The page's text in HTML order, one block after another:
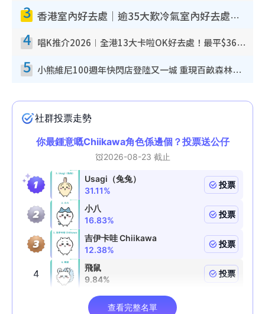
3 香港室內好去處｜逾35大歎冷氣室內好去處推介 室內活動免費避雨無懼落雨
4 唱K推介2026︱全港13大卡啦OK好去處！最平$36起 日文K都有！(附地址+收費詳情)
5 小熊維尼100週年快閃店登陸又一城 重現百畝森林經典場景／獨家限定盲盒登場／專屬DIY香水